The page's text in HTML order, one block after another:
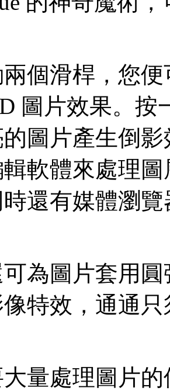
個滑桿，您
圖片效果。按
圖片產生倒
軟體來處理
還有媒體瀏
為圖片套用
特效，通通只
量處理圖片